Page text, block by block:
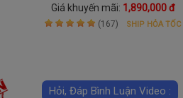
Giá khuyến mãi: 1,890,000 đ
(167) SHIP HỎA TỐC
Hỏi, Đáp Bình Luận Video :